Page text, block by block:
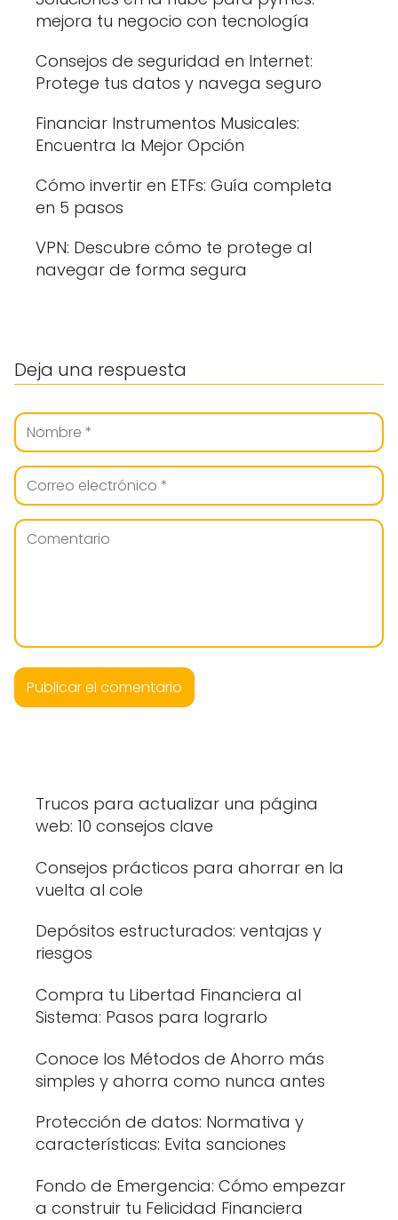
mejora tu negocio con tecnología
Consejos de seguridad en Internet:
Protege tus datos y navega seguro
Financiar Instrumentos Musicales:
Encuentra la Mejor Opción
Cómo invertir en ETFs: Guía completa
en 5 pasos
VPN: Descubre cómo te protege al
navegar de forma segura
Deja una respuesta
Trucos para actualizar una página
web: 10 consejos clave
Consejos prácticos para ahorrar en la
vuelta al cole
Depósitos estructurados: ventajas y
riesgos
Compra tu Libertad Financiera al
Sistema: Pasos para lograrlo
Conoce los Métodos de Ahorro más
simples y ahorra como nunca antes
Protección de datos: Normativa y
características: Evita sanciones
Fondo de Emergencia: Cómo empezar
a construir tu Felicidad Financiera